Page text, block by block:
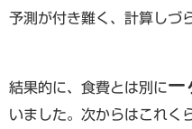
予測が付き難く、計算しづ
結果的に、食費とは別に一
いました。次からはこれく